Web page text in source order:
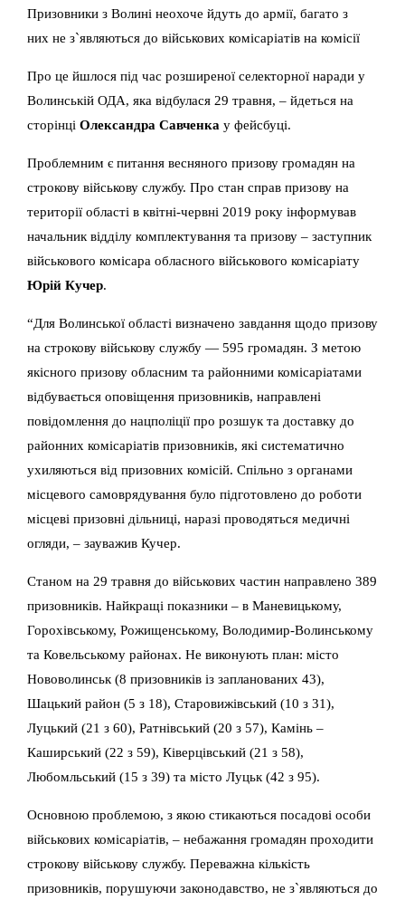
Призовники з Волині неохоче йдуть до армії, багато з
них не з`являються до військових комісаріатів на комісії
Про це йшлося під час розширеної селекторної наради у
Волинській ОДА, яка відбулася 29 травня, – йдеться на
сторінці Олександра Савченка у фейсбуці.
Проблемним є питання весняного призову громадян на
строкову військову службу. Про стан справ призову на
території області в квітні-червні 2019 року інформував
начальник відділу комплектування та призову – заступник
військового комісара обласного військового комісаріату
Юрій Кучер.
“Для Волинської області визначено завдання щодо призову
на строкову військову службу — 595 громадян. З метою
якісного призову обласним та районними комісаріатами
відбувається оповіщення призовників, направлені
повідомлення до нацполіції про розшук та доставку до
районних комісаріатів призовників, які систематично
ухиляються від призовних комісій. Спільно з органами
місцевого самоврядування було підготовлено до роботи
місцеві призовні дільниці, наразі проводяться медичні
огляди, – зауважив Кучер.
Станом на 29 травня до військових частин направлено 389
призовників. Найкращі показники – в Маневицькому,
Горохівському, Рожищенському, Володимир-Волинському
та Ковельському районах. Не виконують план: місто
Нововолинськ (8 призовників із запланованих 43),
Шацький район (5 з 18), Старовижівський (10 з 31),
Луцький (21 з 60), Ратнівський (20 з 57), Камінь –
Каширський (22 з 59), Ківерцівський (21 з 58),
Любомльський (15 з 39) та місто Луцьк (42 з 95).
Основною проблемою, з якою стикаються посадові особи
військових комісаріатів, – небажання громадян проходити
строкову військову службу. Переважна кількість
призовників, порушуючи законодавство, не з`являються до